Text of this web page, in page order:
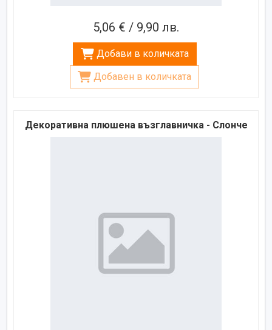
5,06 € / 9,90 лв.
Добави в количката
Добавен в количката
Декоративна плюшена възглавничка - Слонче